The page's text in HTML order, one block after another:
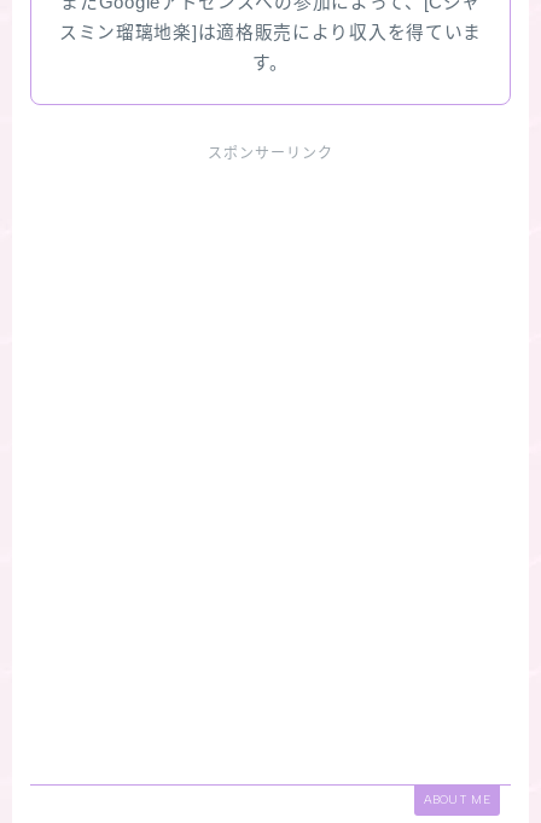
スミン瑠璃地楽]は適格販売により収入を得ていま
す。
スポンサーリンク
ABOUT ME